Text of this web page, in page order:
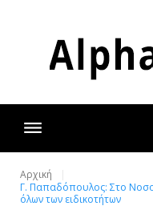
Αρχική
Γ. Παπαδόπουλος: Στο
όλων των ειδικοτήτων